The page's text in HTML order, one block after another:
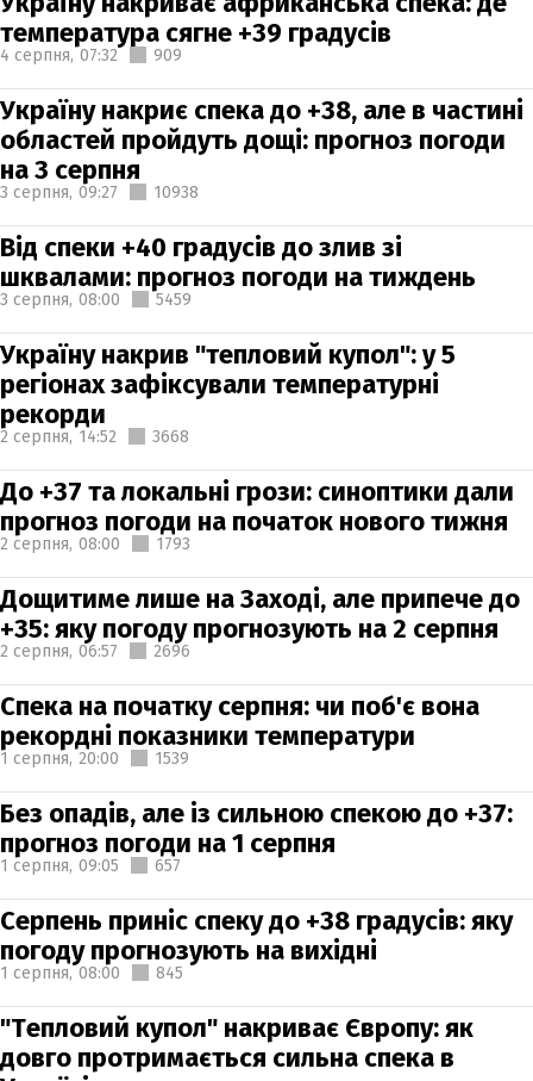
температура сягне +39 градусів
4 серпня, 07:32 909
Україну накриє спека до +38, але в частині
областей пройдуть дощі: прогноз погоди
на 3 серпня
3 серпня, 09:27 10938
Від спеки +40 градусів до злив зі
шквалами: прогноз погоди на тиждень
3 серпня, 08:00 5459
Україну накрив "тепловий купол": у 5
регіонах зафіксували температурні
рекорди
2 серпня, 14:52 3668
До +37 та локальні грози: синоптики дали
прогноз погоди на початок нового тижня
2 серпня, 08:00 1793
Дощитиме лише на Заході, але припече до
+35: яку погоду прогнозують на 2 серпня
2 серпня, 06:57 2696
Спека на початку серпня: чи поб'є вона
рекордні показники температури
1 серпня, 20:00 1539
Без опадів, але із сильною спекою до +37:
прогноз погоди на 1 серпня
1 серпня, 09:05 657
Серпень приніс спеку до +38 градусів: яку
погоду прогнозують на вихідні
1 серпня, 08:00 845
"Тепловий купол" накриває Європу: як
довго протримається сильна спека в